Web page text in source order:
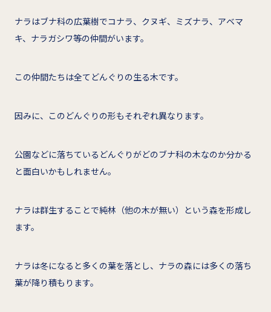
ナラはブナ科の広葉樹でコナラ、クヌギ、ミズナラ、アベマ
キ、ナラガシワ等の仲間がいます。
この仲間たちは全てどんぐりの生る木です。
因みに、このどんぐりの形もそれぞれ異なります。
公園などに落ちているどんぐりがどのブナ科の木なのか分かる
と面白いかもしれません。
ナラは群生することで純林（他の木が無い）という森を形成し
ます。
ナラは冬になると多くの葉を落とし、ナラの森には多くの落ち
葉が降り積もります。